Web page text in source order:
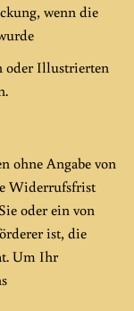
wenn die
oder Illustrierten
ohne Angabe von
Widerrufsfrist
oder ein von
ist, die
Um Ihr